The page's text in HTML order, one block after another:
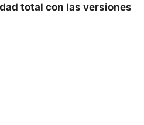
total con las versiones